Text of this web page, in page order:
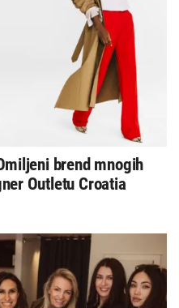
brend mnogih
Outletu Croatia